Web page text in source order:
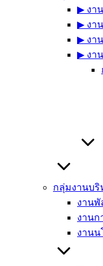
▶︎ งา
▶︎ งา
▶︎ งา
▶︎ งา
กลุ่มงานบ
งานพั
งานก
งานน